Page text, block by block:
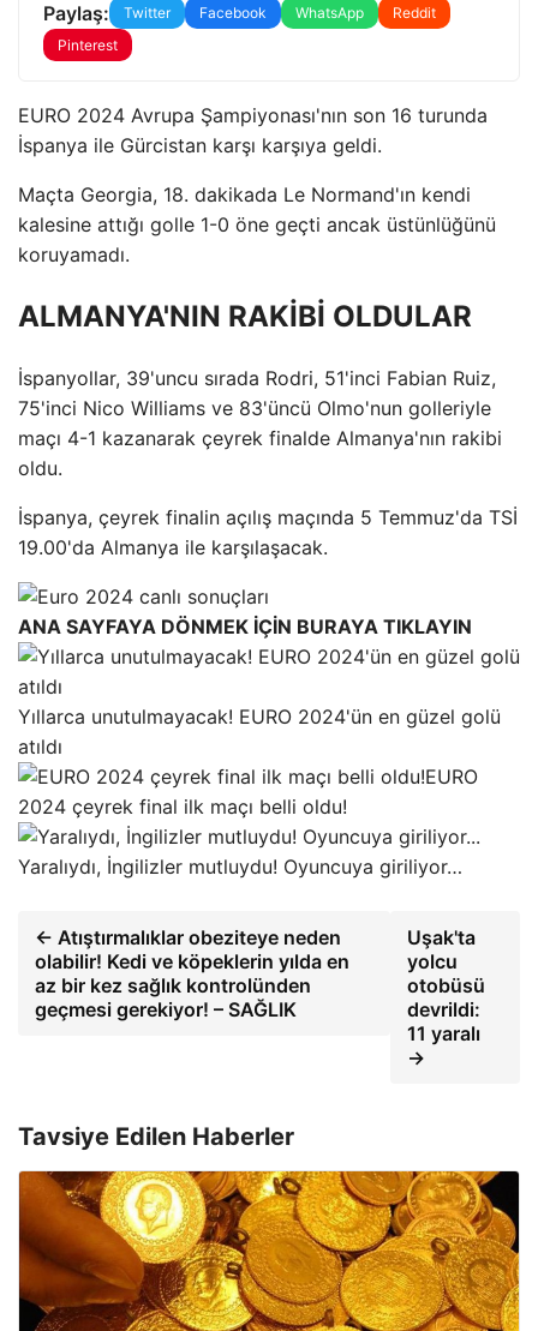
Paylaş: Twitter Facebook WhatsApp
Reddit
Pinterest
EURO 2024 Avrupa Şampiyonası'nın son 16 turunda
İspanya ile Gürcistan karşı karşıya geldi.
Maçta Georgia, 18. dakikada Le Normand'ın kendi
kalesine attığı golle 1-0 öne geçti ancak üstünlüğünü
koruyamadı.
ALMANYA'NIN RAKİBİ OLDULAR
İspanyollar, 39'uncu sırada Rodri, 51'inci Fabian Ruiz,
75'inci Nico Williams ve 83'üncü Olmo'nun golleriyle
maçı 4-1 kazanarak çeyrek finalde Almanya'nın rakibi
oldu.
İspanya, çeyrek finalin açılış maçında 5 Temmuz'da TSİ
19.00'da Almanya ile karşılaşacak.
ANA SAYFAYA DÖNMEK İÇİN BURAYA TIKLAYIN
Yıllarca unutulmayacak! EURO 2024'ün en güzel golü
atıldı
EURO
2024 çeyrek final ilk maçı belli oldu!
Yaralıydı, İngilizler mutluydu! Oyuncuya giriliyor…
← Atıştırmalıklar obeziteye neden
olabilir! Kedi ve köpeklerin yılda en
az bir kez sağlık kontrolünden
geçmesi gerekiyor! – SAĞLIK
Uşak'ta
yolcu
otobüsü
devrildi:
11 yaralı
→
Tavsiye Edilen Haberler